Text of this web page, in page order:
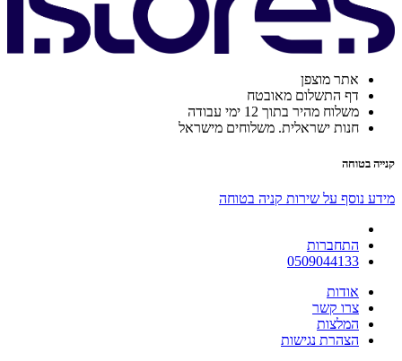
אתר מוצפן
דף התשלום מאובטח
משלוח מהיר בתוך 12 ימי עבודה
חנות ישראלית. משלוחים מישראל
קנייה בטוחה
מידע נוסף על שירות קניה בטוחה
התחברות
0509044133
אודות
צרו קשר
המלצות
הצהרת נגישות